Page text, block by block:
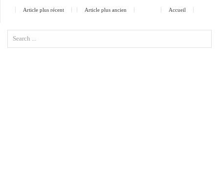
Article plus récent Article plus ancien Accueil